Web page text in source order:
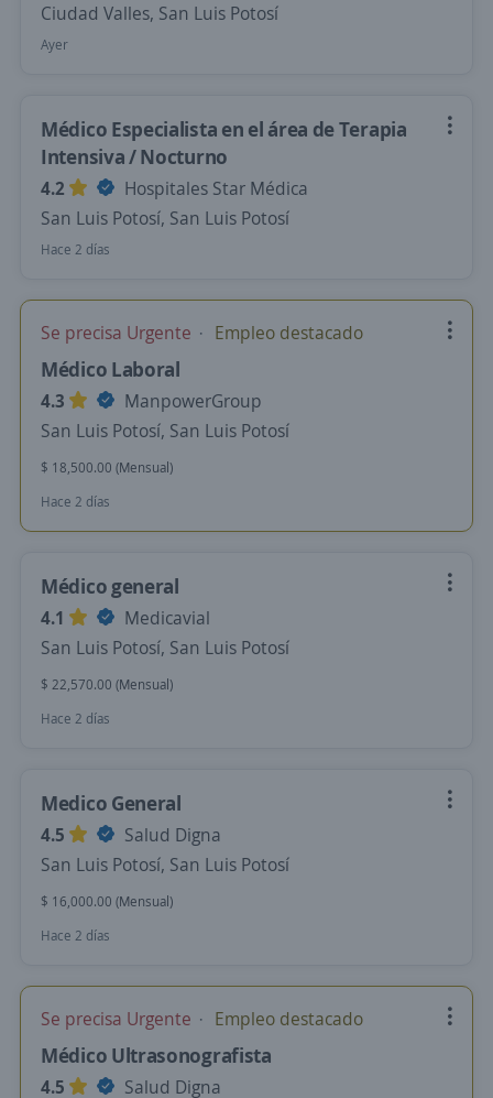
Ciudad Valles, San Luis Potosí
Ayer
Médico Especialista en el área de Terapia
Intensiva / Nocturno
4.2
Hospitales Star Médica
San Luis Potosí, San Luis Potosí
Hace 2 días
Se precisa Urgente Empleo destacado
Médico Laboral
4.3
ManpowerGroup
San Luis Potosí, San Luis Potosí
$ 18,500.00 (Mensual)
Hace 2 días
Médico general
4.1
Medicavial
San Luis Potosí, San Luis Potosí
$ 22,570.00 (Mensual)
Hace 2 días
Medico General
4.5
Salud Digna
San Luis Potosí, San Luis Potosí
$ 16,000.00 (Mensual)
Hace 2 días
Se precisa Urgente Empleo destacado
Médico Ultrasonografista
4.5 Salud Digna